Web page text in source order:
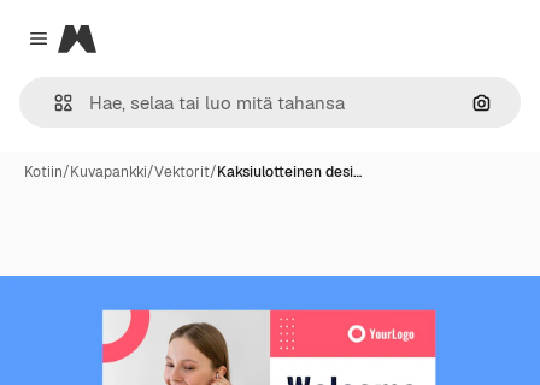
Close menu
Magnific
Hae
Kotiin/Kuvapankki/Vektorit/Kaksiulotteinen desi…